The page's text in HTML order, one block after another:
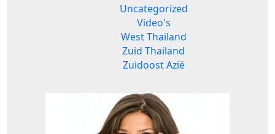
Uncategorized
Video's
West Thailand
Zuid Thailand
Zuidoost Azië